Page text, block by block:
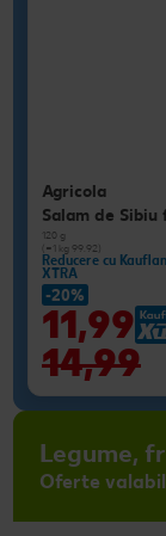
Agricola
Salam de Sibiu
120 g
(=1 kg 99.92)
Reducere cu
XTRA
-20%
11,99
14,99
Legume,
Oferte